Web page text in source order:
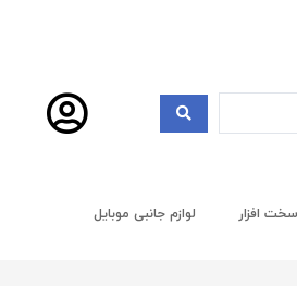
سخت افزار لوازم جانبی موبایل